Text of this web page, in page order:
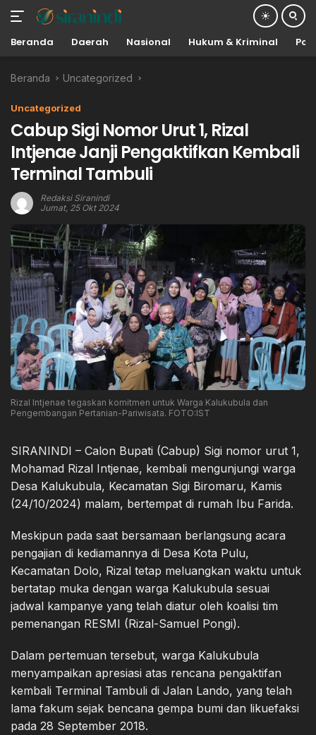
Beranda Daerah Nasional Hukum & Kriminal
Beranda Uncategorized
Uncategorized
Cabup Sigi Nomor Urut 1, Rizal
Intjenae Janji Pengaktifkan Kembali
Terminal Tambuli
Redaksi Siranindi
Jumat, 25 Okt 2024
Rizal Intjenae tegaskan komitmen untuk Warga Kalukubula dan
Pengembangan Pertanian-Pariwisata. FOTO:IST
SIRANINDI – Calon Bupati (Cabup) Sigi nomor urut 1,
Mohamad Rizal Intjenae, kembali mengunjungi warga
Desa Kalukubula, Kecamatan Sigi Biromaru, Kamis
(24/10/2024) malam, bertempat di rumah Ibu Farida.
Meskipun pada saat bersamaan berlangsung acara
pengajian di kediamannya di Desa Kota Pulu,
Kecamatan Dolo, Rizal tetap meluangkan waktu untuk
bertatap muka dengan warga Kalukubula sesuai
jadwal kampanye yang telah diatur oleh koalisi tim
pemenangan RESMI (Rizal-Samuel Pongi).
Dalam pertemuan tersebut, warga Kalukubula
menyampaikan apresiasi atas rencana pengaktifan
kembali Terminal Tambuli di Jalan Lando, yang telah
lama fakum sejak bencana gempa bumi dan likuefaksi
pada 28 September 2018.